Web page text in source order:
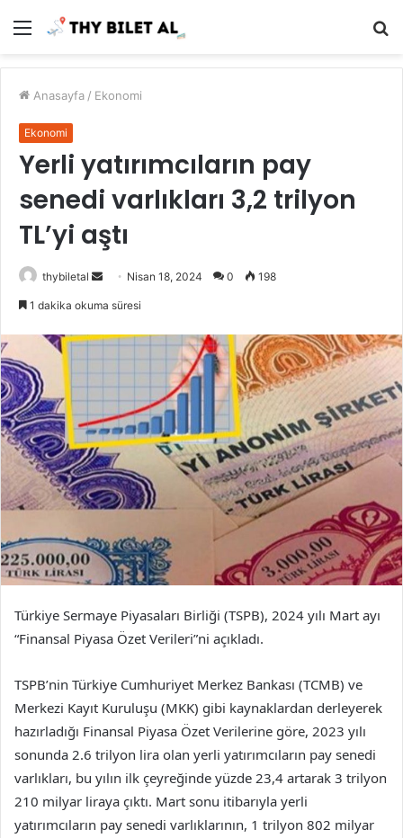
Menü
Anasayfa / Ekonomi
Ekonomi
Yerli yatırımcıların pay
senedi varlıkları 3,2 trilyon
TL’yi aştı
thybiletal
Bir
göndermek
Nisan 18, 2024 0 198
1 dakika okuma süresi
Türkiye Sermaye Piyasaları Birliği (TSPB), 2024 yılı Mart ayı
“Finansal Piyasa Özet Verileri”ni açıkladı.
TSPB’nin Türkiye Cumhuriyet Merkez Bankası (TCMB) ve
Merkezi Kayıt Kuruluşu (MKK) gibi kaynaklardan derleyerek
hazırladığı Finansal Piyasa Özet Verilerine göre, 2023 yılı
sonunda 2.6 trilyon lira olan yerli yatırımcıların pay senedi
varlıkları, bu yılın ilk çeyreğinde yüzde 23,4 artarak 3 trilyon
210 milyar liraya çıktı. Mart sonu itibarıyla yerli
yatırımcıların pay senedi varlıklarının, 1 trilyon 802 milyar